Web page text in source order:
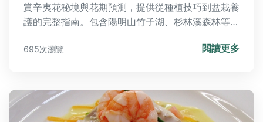
賞辛夷花秘境與花期預測，提供從種植技巧到盆栽養
護的完整指南。包含陽明山竹子湖、杉林溪森林等熱
辛夷花的浪漫語言。
695次瀏覽 閱讀更多